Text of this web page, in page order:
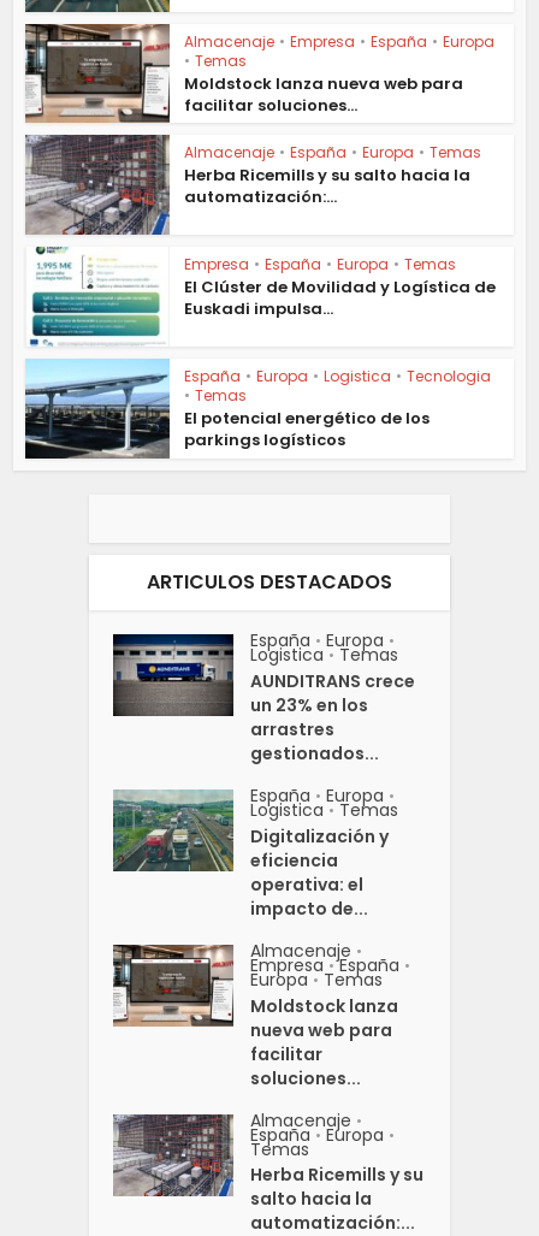
Almacenaje • Empresa • España • Europa
• Temas
Moldstock lanza nueva web para
facilitar soluciones...
Almacenaje • España • Europa • Temas
Herba Ricemills y su salto hacia la
automatización:...
Empresa • España • Europa • Temas
El Clúster de Movilidad y Logística de
Euskadi impulsa...
España • Europa • Logistica • Tecnologia
• Temas
El potencial energético de los
parkings logísticos
ARTICULOS DESTACADOS
España • Europa •
Logistica • Temas
AUNDITRANS crece
un 23% en los
arrastres
gestionados...
España • Europa •
Logistica • Temas
Digitalización y
eficiencia
operativa: el
impacto de...
Almacenaje •
Empresa • España •
Europa • Temas
Moldstock lanza
nueva web para
facilitar
soluciones...
Almacenaje •
España • Europa •
Temas
Herba Ricemills y su
salto hacia la
automatización:...